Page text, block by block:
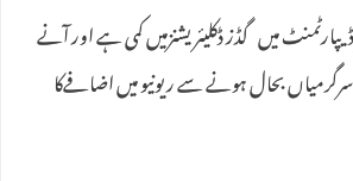
میں گڈز ڈکلیئریشنزمیں کمی ہے اور آنے
سرگرمیاں بحال ہونے سے ریونیو میں اضافےکا